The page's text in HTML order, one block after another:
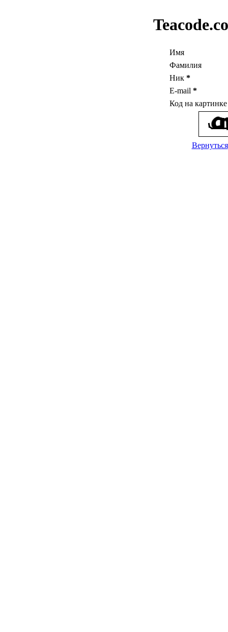
Имя
Фамилия
Ник *
E-mail *
Код на
Вернуться